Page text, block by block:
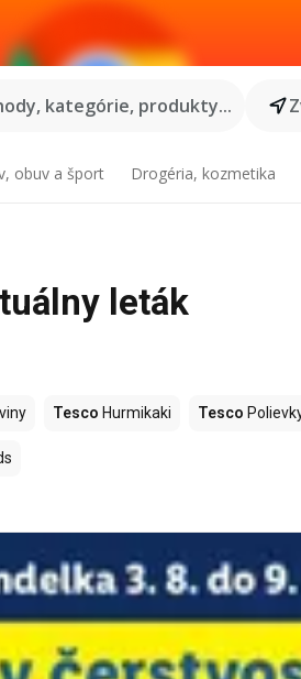
kategórie, produkty...
obuv a šport Drogéria, kozmetika
leták
Tesco Hurmikaki Tesco